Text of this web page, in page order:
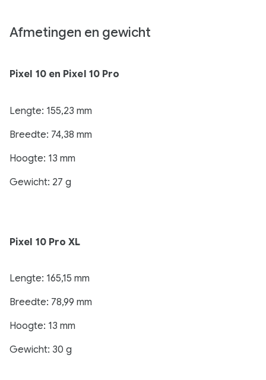
Afmetingen en gewicht
Pixel 10 en Pixel 10 Pro
Lengte: 155,23 mm
Breedte: 74,38 mm
Hoogte: 13 mm
Gewicht: 27 g
Pixel 10 Pro XL
Lengte: 165,15 mm
Breedte: 78,99 mm
Hoogte: 13 mm
Gewicht: 30 g